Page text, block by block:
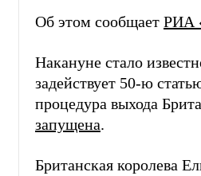
Об этом сообщает РИА
Накануне стало
задействует 50-ю
процедура выхода
запущена.
Британская королева